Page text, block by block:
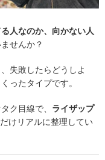
人なのか、向かない人
せんか？
失敗したらどうしよ
ったタイプです。
ク目線で、 ライザップ
けリアルに整理してい